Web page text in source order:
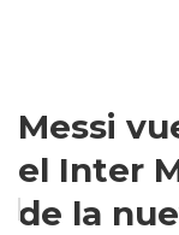
Messi
el Inter
de la